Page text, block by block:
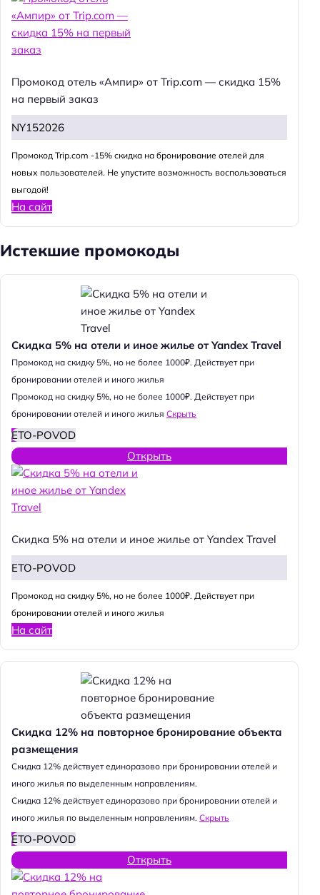
Промокод отель «Ампир» от Trip.com — скидка 15%
на первый заказ
NY152026
Промокод Trip.com -15% скидка на бронирование отелей для
новых пользователей. Не упустите возможность воспользоваться
выгодой!
На сайт
Истекшие промокоды
Скидка 5% на отели и иное жилье от Yandex Travel
Промокод на скидку 5%, но не более 1000₽. Действует при
бронировании отелей и иного жилья
Промокод на скидку 5%, но не более 1000₽. Действует при
бронировании отелей и иного жилья Скрыть
ETO-POVOD
Открыть
Скидка 5% на отели и иное жилье от Yandex Travel
ETO-POVOD
Промокод на скидку 5%, но не более 1000₽. Действует при
бронировании отелей и иного жилья
На сайт
Скидка 12% на повторное бронирование объекта
размещения
Cкидка 12% действует единоразово при бронировании отелей и
иного жилья по выделенным направлениям.
Cкидка 12% действует единоразово при бронировании отелей и
иного жилья по выделенным направлениям. Скрыть
ETO-POVOD
Открыть